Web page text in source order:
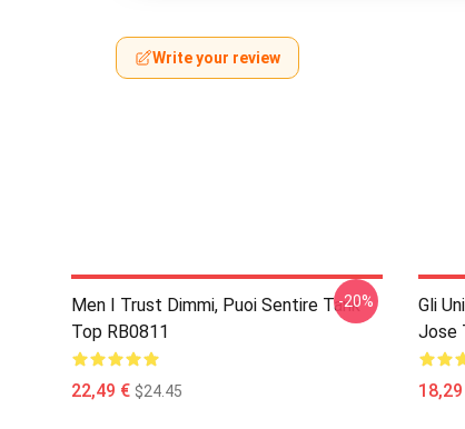
Write your review
Men I Trust Dimmi, Puoi Sentire Tank
Top RB0811
22,49 € $24.45
-20%
Gli
Jose